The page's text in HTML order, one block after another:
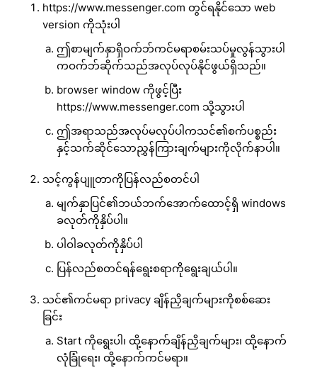
https://www.messenger.com တွင်ရနိုင်သော web
version ကိုသုံးပါ
ဤစာမျက်နှာရှိဝက်ဘ်ကင်မရာစမ်းသပ်မှုလွန်သွားပါ
ကဝက်ဘ်ဆိုက်သည်အလုပ်လုပ်နိုင်ဖွယ်ရှိသည်။
browser window ကိုဖွင့်ပြီး
https://www.messenger.com သို့သွားပါ
ဤအရာသည်အလုပ်မလုပ်ပါကသင်၏စက်ပစ္စည်း
နှင့်သက်ဆိုင်သောညွှန်ကြားချက်များကိုလိုက်နာပါ။
သင့်ကွန်ပျူတာကိုပြန်လည်စတင်ပါ
မျက်နှာပြင်၏ဘယ်ဘက်အောက်ထောင့်ရှိ windows
ခလုတ်ကိုနှိပ်ပါ။
ပါဝါခလုတ်ကိုနှိပ်ပါ
ပြန်လည်စတင်ရန်ရွေးစရာကိုရွေးချယ်ပါ။
သင်၏ကင်မရာ privacy ချိန်ညှိချက်များကိုစစ်ဆေး
ခြင်း
Start ကိုရွေးပါ၊ ထို့နောက်ချိန်ညှိချက်များ၊ ထို့နောက်
လုံခြုံရေး၊ ထို့နောက်ကင်မရာ။